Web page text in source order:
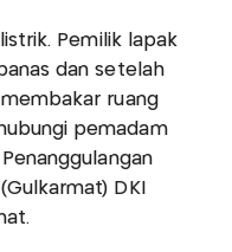
Pemilik lapak
dan setelah
ruang
pemadam
DKI